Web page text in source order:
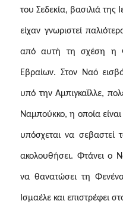
του Σεδεκία, βασιλιά της
είχαν γνωριστεί
από αυτή τη σχέση η
Εβραίων. Στον Nαό
υπό την Αμπιγκαΐλλε,
Ναμπούκκο, η οποία
υπόσχεται να σεβαστεί
ακολουθήσει. Φτάνει ο
να θανατώσει τη
Ισμαέλε και επιστρέφει